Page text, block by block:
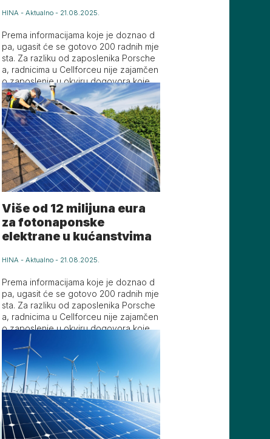
HINA -Aktualno - 21.08.2025.
Prema informacijama koje je doznao d
pa, ugasit će se gotovo 200 radnih mje
sta. Za razliku od zaposlenika Porsche
a, radnicima u Cellforceu nije zajamčen
o zaposlenje u okviru dogovora koje je
s poslodavcem sklopio sindikat.
Više od 12 milijuna eura
za fotonaponske
elektrane u kućanstvima
HINA -Aktualno - 21.08.2025.
Prema informacijama koje je doznao d
pa, ugasit će se gotovo 200 radnih mje
sta. Za razliku od zaposlenika Porsche
a, radnicima u Cellforceu nije zajamčen
o zaposlenje u okviru dogovora koje je
s poslodavcem sklopio sindikat.